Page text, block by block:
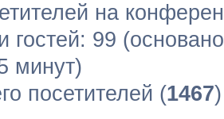
на
гостей: 99
минут)
посетителей (1467